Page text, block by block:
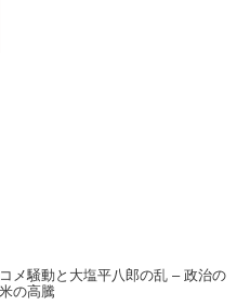
メ騒動と大塩平八郎の乱 – 政治の
の高騰